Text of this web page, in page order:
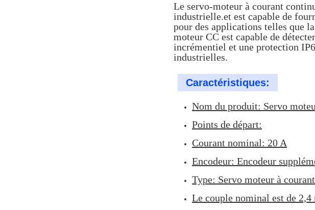
Le servo-moteur à courant
industrielle.et est capable de
pour des applications telles que
moteur CC est capable de
incrémentiel et une protection
industrielles.
Caractéristiques:
Nom du produit: Servo
Points de départ:
Courant nominal: 20 A
Encodeur: Encodeur
Type: Servo moteur à
Le couple nominal est de 2,4